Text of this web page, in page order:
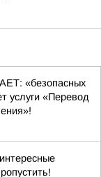
«безопасных
услуги «Перевод